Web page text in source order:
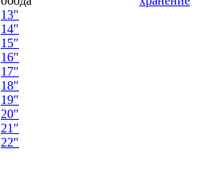
13"
14"
15"
16"
17"
18"
19"
20"
21"
22"